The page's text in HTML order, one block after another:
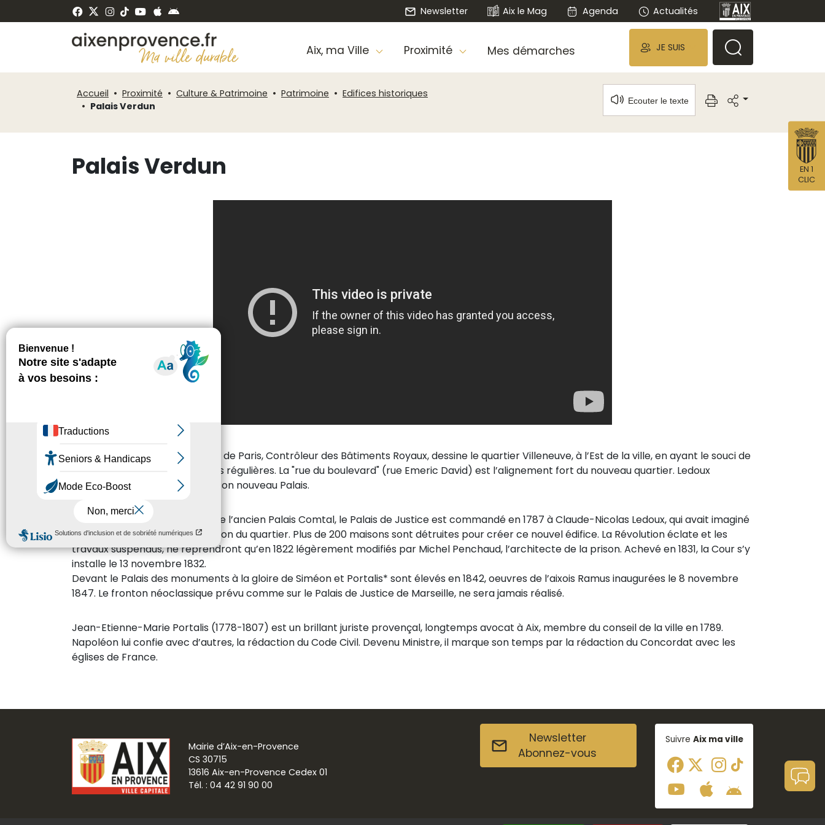
Newsletter Aix le Mag Agenda Actualités
Aix, ma Ville Proximité Mes démarches JE SUIS
Accueil Proximité Culture & Patrimoine Patrimoine
Edifices historiques
Palais Verdun
Ecouter le texte
Palais Verdun
Au XVe siècle l’architecte Jean de Paris, Contrôleur des Bâtiments Royaux, dessine le quartier Villeneuve, à l’Est de la ville, en ayant le souci de
perspectives et d’ordonnances régulières. La "rue du boulevard" (rue Emeric David) est l’alignement fort du nouveau quartier. Ledoux
centrera sur elle la façade de son nouveau Palais.
Construit sur l’emplacement de l’ancien Palais Comtal, le Palais de Justice est commandé en 1787 à Claude-Nicolas Ledoux, qui avait imaginé
simultanément la restructuration du quartier. Plus de 200 maisons sont détruites pour créer ce nouvel édifice. La Révolution éclate et les
travaux suspendus, ne reprendront qu’en 1822 légèrement modifiés par Michel Penchaud, l’architecte de la prison. Achevé en 1831, la Cour s’y
installe le 13 novembre 1832.
Devant le Palais des monuments à la gloire de Siméon et Portalis* sont élevés en 1842, oeuvres de l’aixois Ramus inaugurées le 8 novembre
1847. Le fronton néoclassique prévu comme sur le Palais de Justice de Marseille, ne sera jamais réalisé.
Jean-Etienne-Marie Portalis (1778-1807) est un brillant juriste provençal, longtemps avocat à Aix, membre du conseil de la ville en 1789.
Napoléon lui confie avec d’autres, la rédaction du Code Civil. Devenu Ministre, il marque son temps par la rédaction du Concordat avec les
églises de France.
Mairie d’Aix-en-Provence
CS 30715
13616 Aix-en-Provence Cedex 01
Tél. : 04 42 91 90 00
Newsletter
Abonnez-vous
Suivre Aix ma ville
EN 1
CLIC
de
Panneau de gestion des cookies